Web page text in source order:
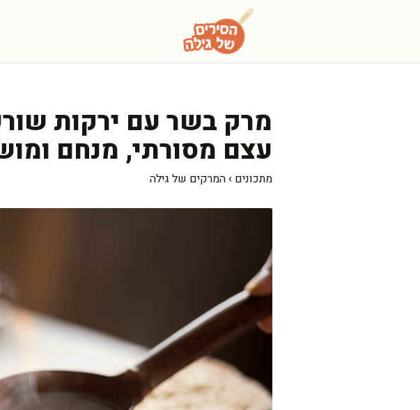
מרק בשר עם ירקות
עצם מסורתי, מנחם
מתכונים › המרקים של גילה